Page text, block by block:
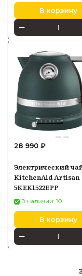
В корзину
28 990 ₽
Электрический
KitchenAid Artisan
5KEK1522EPP
В наличии: 10
В корзину